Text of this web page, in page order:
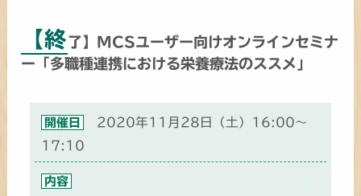
【終了】MCSユーザー向けオンラインセミナ
ー「多職種連携における栄養療法のススメ」
開催日
2020年11月28日（土）16:00～
17:10
内容